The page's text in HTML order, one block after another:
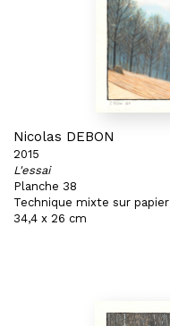
Nicolas DEBON
2015
L'essai
Planche 38
Technique mixte sur papier
34,4 x 26 cm